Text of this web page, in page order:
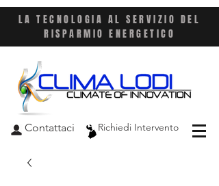
LA TECNOLOGIA AL SERVIZIO DEL
RISPARMIO ENERGETICO
Richiedi Intervento
Contattaci